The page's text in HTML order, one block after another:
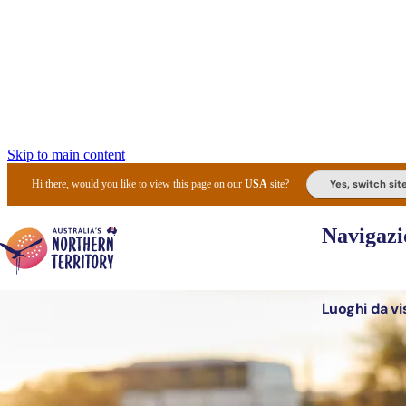
Skip to main content
Hi there, would you like to view this page on ourUSA site? Yes, switch
Luoghi da
I